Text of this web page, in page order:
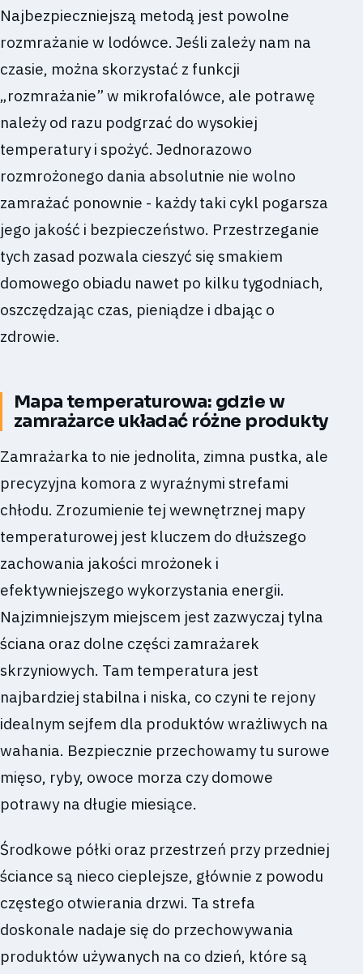
Najbezpieczniejszą metodą jest powolne
rozmrażanie w lodówce. Jeśli zależy nam na
czasie, można skorzystać z funkcji
„rozmrażanie” w mikrofalówce, ale potrawę
należy od razu podgrzać do wysokiej
temperatury i spożyć. Jednorazowo
rozmrożonego dania absolutnie nie wolno
zamrażać ponownie - każdy taki cykl pogarsza
jego jakość i bezpieczeństwo. Przestrzeganie
tych zasad pozwala cieszyć się smakiem
domowego obiadu nawet po kilku tygodniach,
oszczędzając czas, pieniądze i dbając o
zdrowie.
Mapa temperaturowa: gdzie w
zamrażarce układać różne produkty
Zamrażarka to nie jednolita, zimna pustka, ale
precyzyjna komora z wyraźnymi strefami
chłodu. Zrozumienie tej wewnętrznej mapy
temperaturowej jest kluczem do dłuższego
zachowania jakości mrożonek i
efektywniejszego wykorzystania energii.
Najzimniejszym miejscem jest zazwyczaj tylna
ściana oraz dolne części zamrażarek
skrzyniowych. Tam temperatura jest
najbardziej stabilna i niska, co czyni te rejony
idealnym sejfem dla produktów wrażliwych na
wahania. Bezpiecznie przechowamy tu surowe
mięso, ryby, owoce morza czy domowe
potrawy na długie miesiące.
Środkowe półki oraz przestrzeń przy przedniej
ściance są nieco cieplejsze, głównie z powodu
częstego otwierania drzwi. Ta strefa
doskonale nadaje się do przechowywania
produktów używanych na co dzień, które są